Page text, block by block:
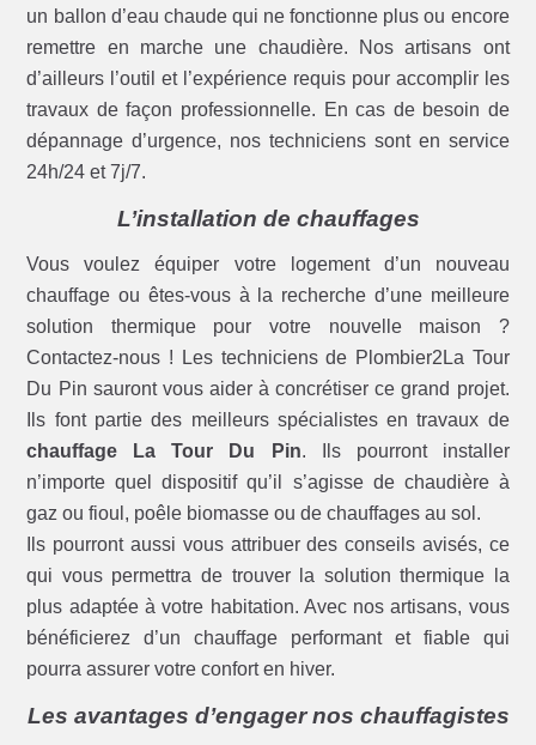
un ballon d’eau chaude qui ne fonctionne plus ou encore
remettre en marche une chaudière. Nos artisans ont
d’ailleurs l’outil et l’expérience requis pour accomplir les
travaux de façon professionnelle. En cas de besoin de
dépannage d’urgence, nos techniciens sont en service
24h/24 et 7j/7.
L’installation de chauffages
Vous voulez équiper votre logement d’un nouveau
chauffage ou êtes-vous à la recherche d’une meilleure
solution thermique pour votre nouvelle maison ?
Contactez-nous ! Les techniciens de Plombier2La Tour
Du Pin sauront vous aider à concrétiser ce grand projet.
Ils font partie des meilleurs spécialistes en travaux de
chauffage La Tour Du Pin. Ils pourront installer
n’importe quel dispositif qu’il s’agisse de chaudière à
gaz ou fioul, poêle biomasse ou de chauffages au sol.
Ils pourront aussi vous attribuer des conseils avisés, ce
qui vous permettra de trouver la solution thermique la
plus adaptée à votre habitation. Avec nos artisans, vous
bénéficierez d’un chauffage performant et fiable qui
pourra assurer votre confort en hiver.
Les avantages d’engager nos chauffagistes